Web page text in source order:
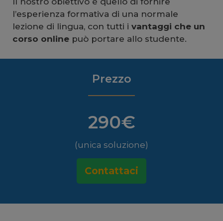
l’esperienza formativa di una normale
lezione di lingua, con tutti i vantaggi che un
corso online può portare allo studente.
Prezzo
290€
(unica soluzione)
Contattaci